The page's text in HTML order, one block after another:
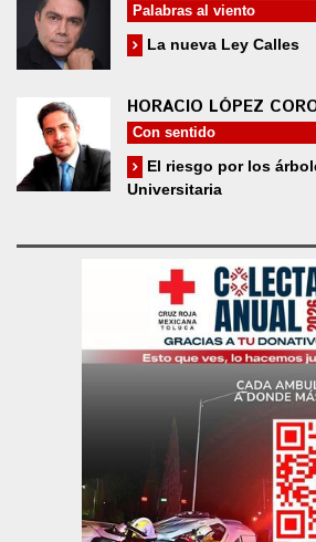
Palabras al viento
La nueva Ley Calles
HORACIO LÓPEZ
Con sentido
El riesgo por los
Universitaria